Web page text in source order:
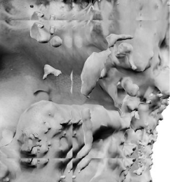
ont présentés sous forme
Ils ont développé la capacité
de critiquer et de collaborer
leur pratique artistique.